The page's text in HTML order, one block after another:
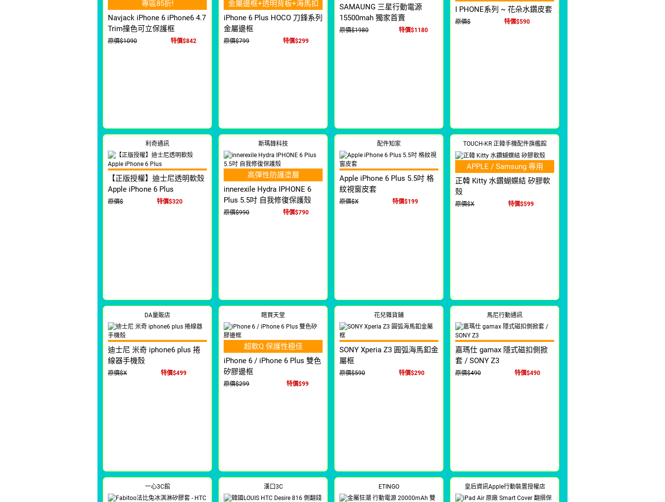
專區85折!
Navjack iPhone 6 iPhone6 4.7
Trim撞色可立保護框
原價$1090 特價$842
金屬邊框+透明背板+海馬扣
iPhone 6 Plus HOCO 刀鋒系列
金屬邊框
原價$799 特價$299
SAMAUNG 三星行動電源
15500mah 獨家首賣
原價$1980 特價$1180
I PHONE系列 ~ 花朵水鑽皮套
原價$ 特價$590
利奇通訊
【正版授權】迪士尼透明軟殼
Apple iPhone 6 Plus
原價$ 特價$320
斯瑪鋒科技
高彈性防護塗層
innerexile Hydra IPHONE 6
Plus 5.5吋 自我修復保護殼
原價$990 特價$790
配件知家
Apple iPhone 6 Plus 5.5吋 格
紋視窗皮套
原價$X 特價$199
TOUCH-KR 正韓手機配件旗艦館
APPLE / Samsung 專用
正韓 Kitty 水鑽蝴蝶結 矽膠軟
殼
原價$X 特價$599
DA量販店
迪士尼 米奇 iphone6 plus 捲
線器手機殼
原價$X 特價$499
瞎買天堂
超軟Q 保護性極佳
iPhone 6 / iPhone 6 Plus 雙色
矽膠邊框
原價$299 特價$99
花兒雜貨鋪
SONY Xperia Z3 圓弧海馬釦金
屬框
原價$590 特價$290
馬尼行動通訊
嘉瑪仕 gamax 隱式磁扣側掀
套 / SONY Z3
原價$490 特價$490
一心3C館 漢口3C ETINGO 皇后資訊Apple行動裝置授權店